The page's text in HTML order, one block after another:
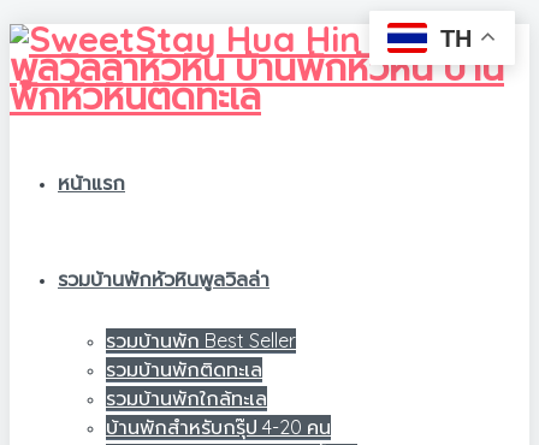
หน้าแรก
รวมบ้านพักหัวหินพูลวิลล่า
รวมบ้านพัก Best Seller
รวมบ้านพักติดทะเล
รวมบ้านพักใกล้ทะเล
บ้านพักสำหรับกรุ๊ป 4-20 คน
TH